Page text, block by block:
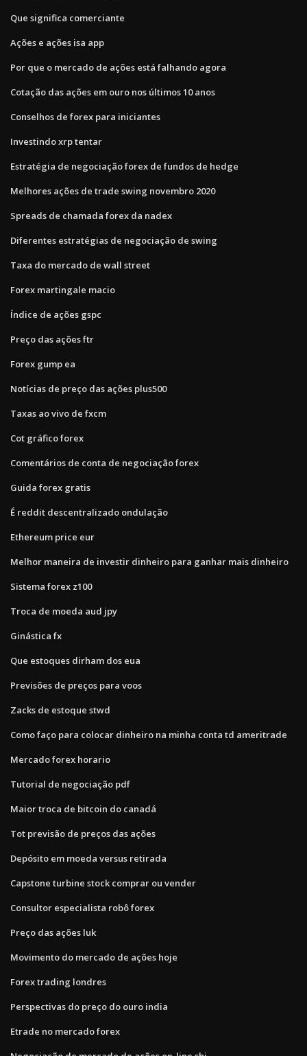
Que significa comerciante
Ações e ações isa app
Por que o mercado de ações está falhando agora
Cotação das ações em ouro nos últimos 10 anos
Conselhos de forex para iniciantes
Investindo xrp tentar
Estratégia de negociação forex de fundos de hedge
Melhores ações de trade swing novembro 2020
Spreads de chamada forex da nadex
Diferentes estratégias de negociação de swing
Taxa do mercado de wall street
Forex martingale macio
Índice de ações gspc
Preço das ações ftr
Forex gump ea
Notícias de preço das ações plus500
Taxas ao vivo de fxcm
Cot gráfico forex
Comentários de conta de negociação forex
Guida forex gratis
É reddit descentralizado ondulação
Ethereum price eur
Melhor maneira de investir dinheiro para ganhar mais dinheiro
Sistema forex z100
Troca de moeda aud jpy
Ginástica fx
Que estoques dirham dos eua
Previsões de preços para voos
Zacks de estoque stwd
Como faço para colocar dinheiro na minha conta td ameritrade
Mercado forex horario
Tutorial de negociação pdf
Maior troca de bitcoin do canadá
Tot previsão de preços das ações
Depósito em moeda versus retirada
Capstone turbine stock comprar ou vender
Consultor especialista robô forex
Preço das ações luk
Movimento do mercado de ações hoje
Forex trading londres
Perspectivas do preço do ouro india
Etrade no mercado forex